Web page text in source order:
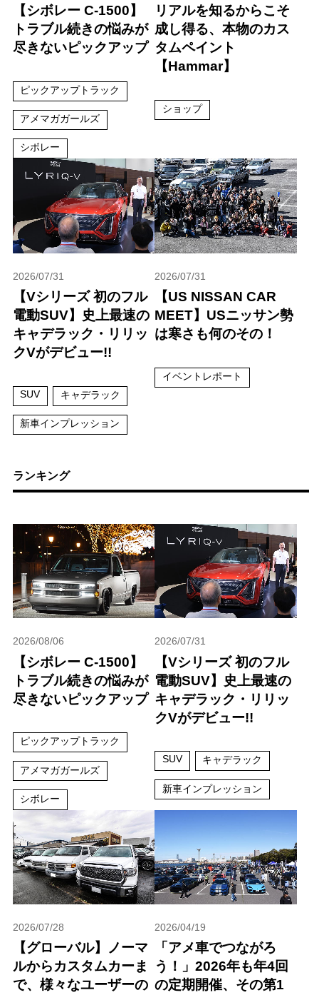
【シボレー C-1500】
トラブル続きの悩みが
尽きないピックアップ
ピックアップトラック
アメマガガールズ
シボレー
リアルを知るからこそ
成し得る、本物のカス
タムペイント
【Hammar】
ショップ
2026/07/31
【Vシリーズ 初のフル
電動SUV】史上最速の
キャデラック・リリッ
クVがデビュー!!
SUV キャデラック
新車インプレッション
2026/07/31
【US NISSAN CAR
MEET】USニッサン勢
は寒さも何のその！
イベントレポート
ランキング
2026/08/06
【シボレー C-1500】
トラブル続きの悩みが
尽きないピックアップ
ピックアップトラック
アメマガガールズ
シボレー
2026/07/31
【Vシリーズ 初のフル
電動SUV】史上最速の
キャデラック・リリッ
クVがデビュー!!
SUV キャデラック
新車インプレッション
2026/07/28
【グローバル】ノーマ
ルからカスタムカーま
で、様々なユーザーの
2026/04/19
「アメ車でつながろ
う！」2026年も年4回
の定期開催、その第1